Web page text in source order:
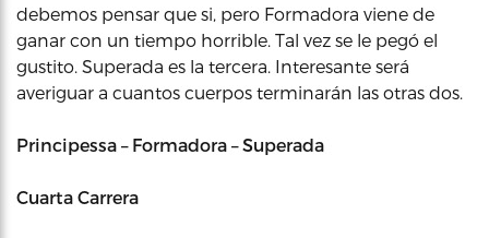
debemos pensar que si, pero Formadora viene de
ganar con un tiempo horrible. Tal vez se le pegó el
gustito. Superada es la tercera. Interesante será
averiguar a cuantos cuerpos terminarán las otras dos.
Principessa – Formadora – Superada
Cuarta Carrera